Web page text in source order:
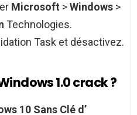
Microsoft >Windows >
Technologies.
Task et désactivez.
1.0 crack ?
10 Sans Clé d’